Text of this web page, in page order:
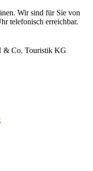
Wir sind für Sie von
telefonisch erreichbar.
& Co. Touristik KG